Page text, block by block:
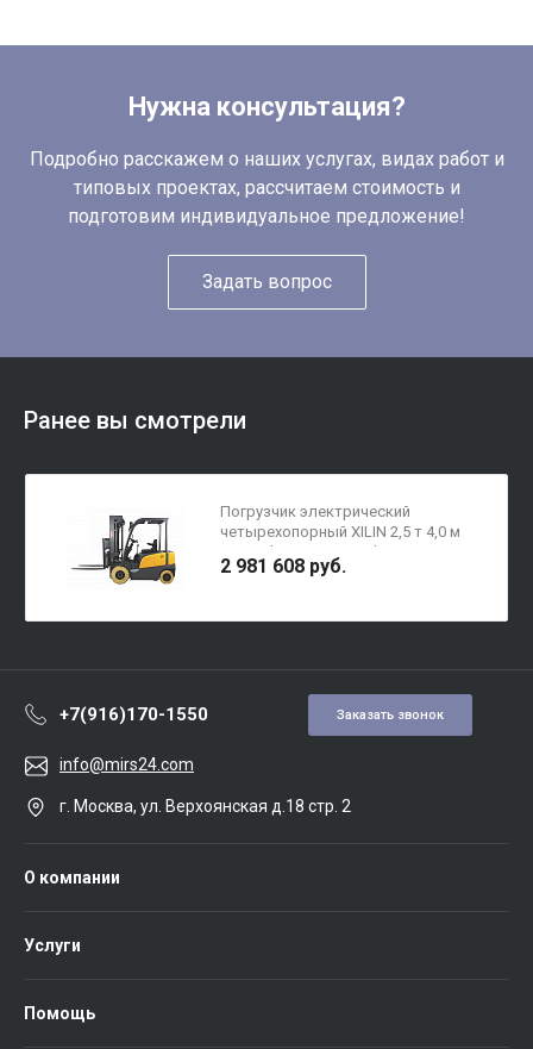
Нужна консультация?
Подробно расскажем о наших услугах, видах работ и
типовых проектах, рассчитаем стоимость и
подготовим индивидуальное предложение!
Задать вопрос
Ранее вы смотрели
Погрузчик электрический
четырехопорный XILIN 2,5 т 4,0 м
FB25R (вилы 1070 мм)
2 981 608 руб.
+7(916)170-1550 Заказать звонок
info@mirs24.com
г. Москва, ул. Верхоянская д.18 стр. 2
О компании
Услуги
Помощь